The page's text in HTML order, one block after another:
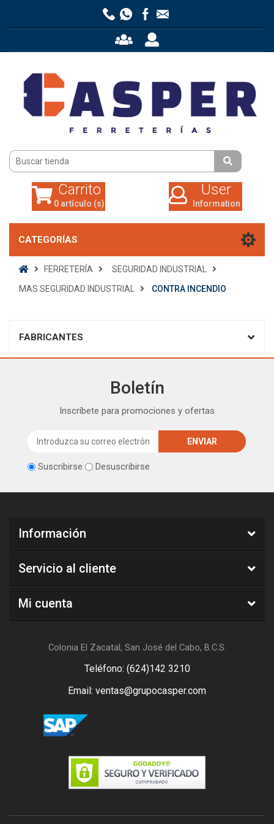
0 artículo (s)
Carrito
0 artículo (s)
User
Information
CATEGORÍAS
FERRETERÍA
SEGURIDAD INDUSTRIAL
MAS SEGURIDAD INDUSTRIAL
CONTRA INCENDIO
FABRICANTES
Boletín
Inscríbete para promociones y ofertas
Suscribirse Desuscribirse
Información
Servicio al cliente
Mi cuenta
Colonia El Zacatal, San José del Cabo, B.C.S.
Teléfono: (624)142 3210
Email: ventas@grupocasper.com